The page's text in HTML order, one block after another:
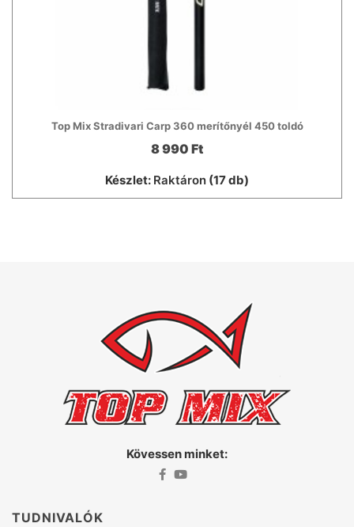
Top Mix Stradivari Carp 360 merítőnyél 450 toldó
8 990 Ft
Készlet: Raktáron (17 db)
Kövessen minket:
TUDNIVALÓK